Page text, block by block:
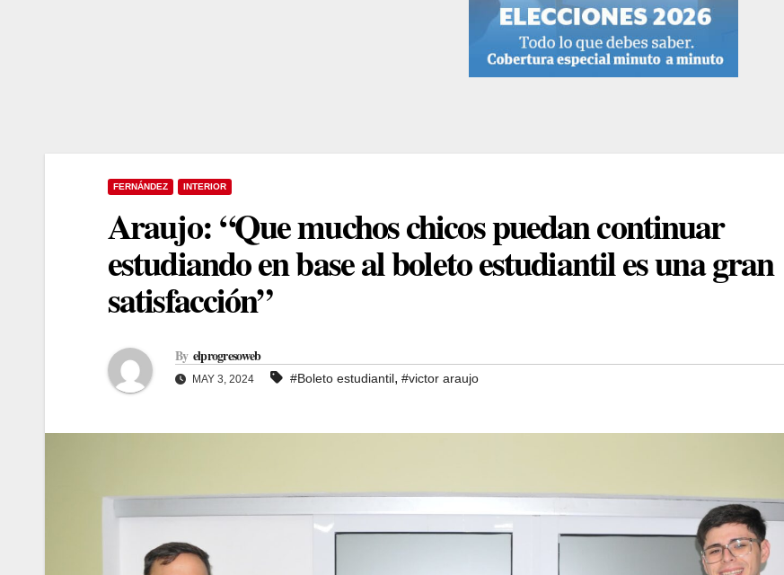
FERNÁNDEZ INTERIOR
Araujo: “Que muchos chicos puedan continuar
estudiando en base al boleto estudiantil es una gran
satisfacción”
By elprogresoweb
MAY 3, 2024 #Boleto estudiantil, #victor araujo